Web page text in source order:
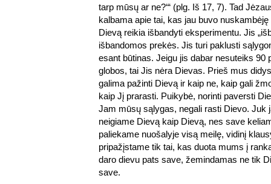
tarp mūsų ar ne?‘“ (plg. Iš 17, 7). Tad
kalbama apie tai, kas jau buvo
Dievą reikia išbandyti eksperimentu. Jis
išbandomos prekės. Jis turi paklusti
esant būtinas. Jeigu jis dabar nesuteiks 90
globos, tai Jis nėra Dievas. Prieš mus
galima pažinti Dievą ir kaip ne, kaip gali
kaip Jį prarasti. Puikybė, norinti paversti
Jam mūsų sąlygas, negali rasti Dievo. Juk
neigiame Dievą kaip Dievą, nes save
paliekame nuošalyje visą meilę, vidinį
pripažįstame tik tai, kas duota mums į
daro dievu pats save, žemindamas ne tik
save.